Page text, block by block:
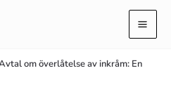
om överlåtelse av inkråm: En